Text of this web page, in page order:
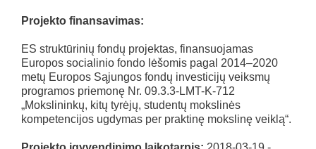
Projekto finansavimas:
ES struktūrinių fondų projektas, finansuojamas
Europos socialinio fondo lėšomis pagal 2014–2020
metų Europos Sąjungos fondų investicijų veiksmų
programos priemonę Nr. 09.3.3-LMT-K-712
„Mokslininkų, kitų tyrėjų, studentų mokslinės
kompetencijos ugdymas per praktinę mokslinę veiklą“.